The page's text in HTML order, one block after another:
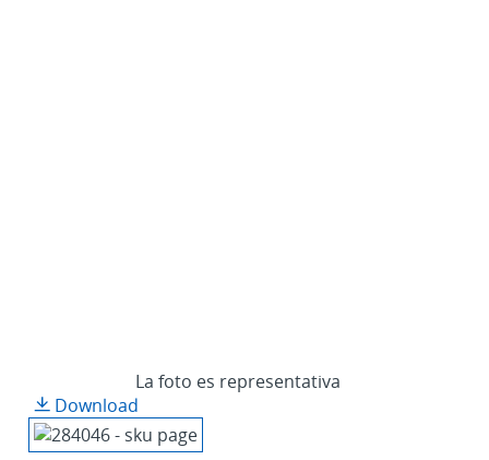
La foto es representativa
Download